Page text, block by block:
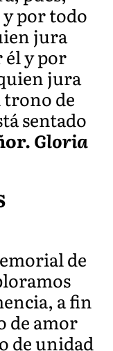
por todo
jura
y por
jura
de
sentado
Gloria
de
a fin
de amor
de unidad